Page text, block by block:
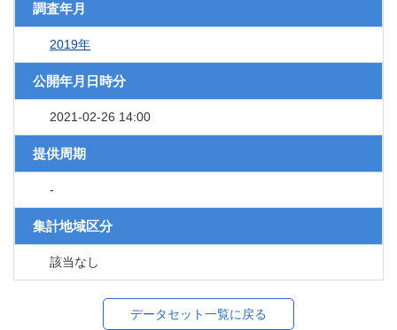
調査年月
2019年
公開年月日時分
2021-02-26 14:00
提供周期
-
集計地域区分
該当なし
データセット一覧に戻る